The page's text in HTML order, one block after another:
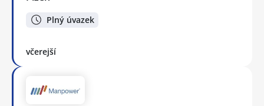
Plný úvazek
včerejší